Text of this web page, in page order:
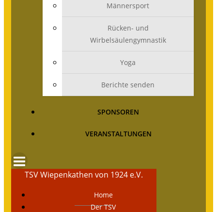
Männersport
Rücken- und
Wirbelsäulengymnastik
Yoga
Berichte senden
SPONSOREN
VERANSTALTUNGEN
TSV Wiepenkathen von 1924 e.V.
Home
Der TSV